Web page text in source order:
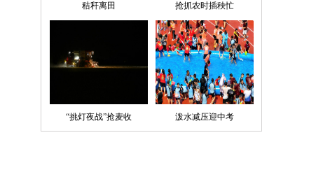
秸秆离田 抢抓农时插秧忙
“挑灯夜战”抢麦收 泼水减压迎中考